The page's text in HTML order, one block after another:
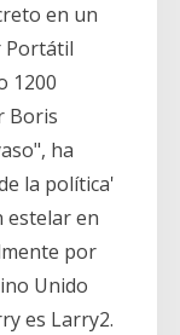
en un
Portátil
1200
Boris
ha
la política'
estelar en
por
Unido
es Larry2.